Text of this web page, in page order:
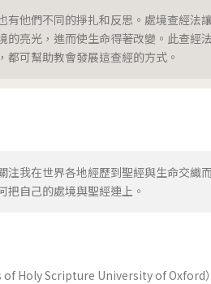
有他們不同的掙扎和反思。處境查經
的亮光，進而使生命得著改變。此查經
可幫助教會發展這查經的方式。
注我在世界各地經歷到聖經與生命交
把自己的處境與聖經連上。
Holy Scripture University of Oxford）